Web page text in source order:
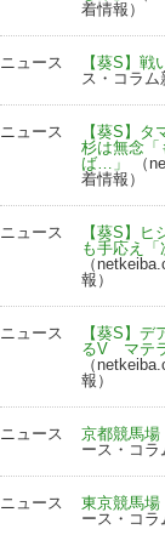
着情報）
ニュース 【葵S】戦
ス・コラム
ニュース
【葵S】
杉は無念「
ば…」
（
着情報）
ニュース
【葵S】
も手応え「
（
報）
ニュース
【葵S】
るV マテ
（
報）
ニュース 京都競馬場
ース・コラ
ニュース 東京競馬場
ース・コラ